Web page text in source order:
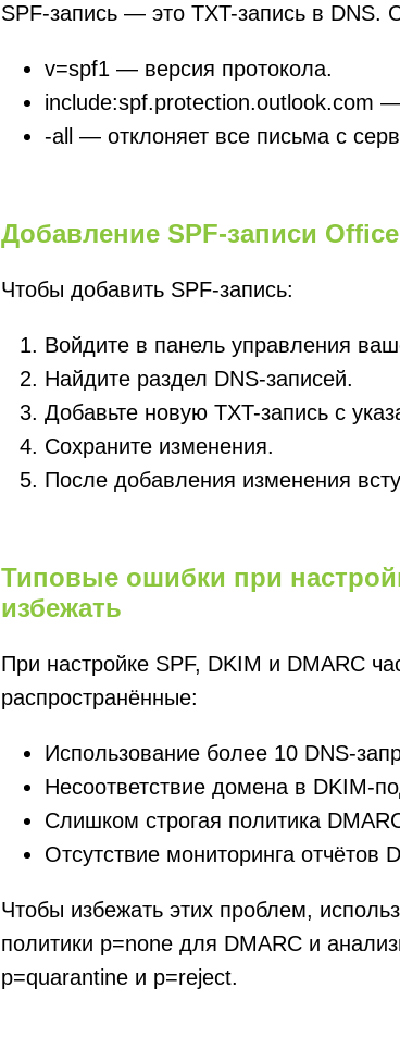
SPF-запись — это TXT-запись в DNS.
v=spf1 — версия протокола.
include:spf.protection.outlook.com
-all — отклоняет все письма с
Добавление SPF-записи
Чтобы добавить SPF-запись:
Войдите в панель управления
Найдите раздел DNS-записей.
Добавьте новую TXT-запись с
Сохраните изменения.
После добавления изменения
Типовые ошибки при
избежать
При настройке SPF, DKIM и DMARC
распространённые:
Использование более 10 DNS-
Несоответствие домена в DKIM-
Слишком строгая политика
Отсутствие мониторинга отчётов
Чтобы избежать этих проблем,
политики p=none для DMARC и
p=quarantine и p=reject.